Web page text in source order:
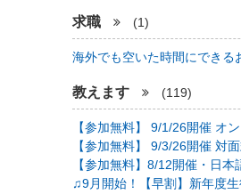
求職 (1)
海外でも空いた時間にできる
教えます (119)
【参加無料】 9/1/26開催 オ
【参加無料】 9/3/26開催 対
【参加無料】8/12開催・日
♫9月開始！【早割】新年度